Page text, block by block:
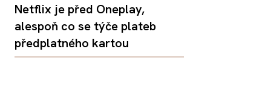
Netflix je před Oneplay,
alespoň co se týče plateb
předplatného kartou